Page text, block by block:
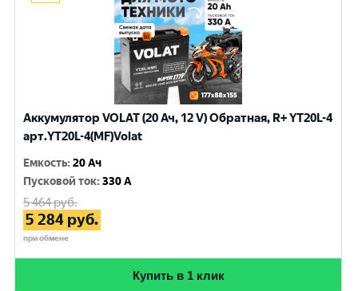
Аккумулятор VOLAT (20 Ач, 12 V) Обратная, R+ YT20L-4
арт.YT20L-4(MF)Volat
Емкость:20 Ач
Пусковой ток:330 A
5 464руб.
5 284 руб.
при обмене
Купить в 1 клик